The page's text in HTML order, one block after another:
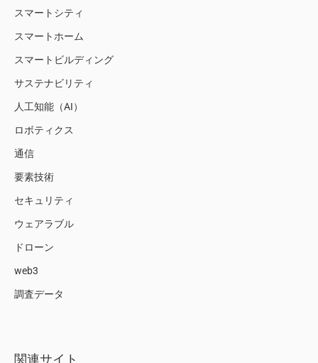
スマートシティ
スマートホーム
スマートビルディング
サステナビリティ
人工知能（AI）
ロボティクス
通信
要素技術
セキュリティ
ウェアラブル
ドローン
web3
調査データ
関連サイト